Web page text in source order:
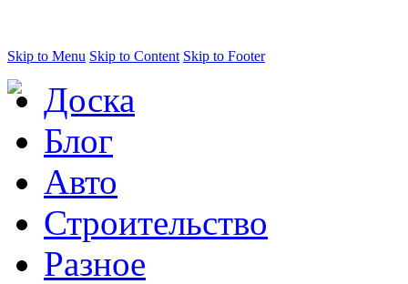
Skip to Menu Skip to Content Skip to Footer
Доска
Блог
Авто
Строительство
Разное